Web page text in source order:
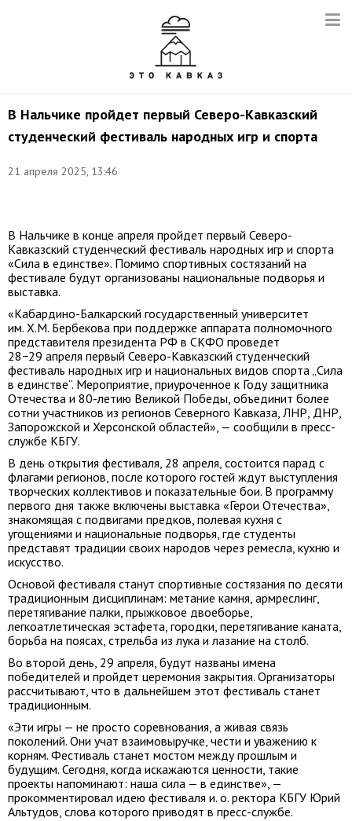
В Нальчике пройдет первый Северо-Кавказский
студенческий фестиваль народных игр и спорта
21 апреля 2025, 13:46
В Нальчике в конце апреля пройдет первый Северо-
Кавказский студенческий фестиваль народных игр и спорта
«Сила в единстве». Помимо спортивных состязаний на
фестивале будут организованы национальные подворья и
выставка.
«Кабардино-Балкарский государственный университет
им. Х.М. Бербекова при поддержке аппарата полномочного
представителя президента РФ в СКФО проведет
28−29 апреля первый Северо-Кавказский студенческий
фестиваль народных игр и национальных видов спорта „Сила
в единстве“. Мероприятие, приуроченное к Году защитника
Отечества и 80-летию Великой Победы, объединит более
сотни участников из регионов Северного Кавказа, ЛНР, ДНР,
Запорожской и Херсонской областей», — сообщили в пресс-
службе КБГУ.
В день открытия фестиваля, 28 апреля, состоится парад с
флагами регионов, после которого гостей ждут выступления
творческих коллективов и показательные бои. В программу
первого дня также включены выставка «Герои Отечества»,
знакомящая с подвигами предков, полевая кухня с
угощениями и национальные подворья, где студенты
представят традиции своих народов через ремесла, кухню и
искусство.
Основой фестиваля станут спортивные состязания по десяти
традиционным дисциплинам: метание камня, армреслинг,
перетягивание палки, прыжковое двоеборье,
легкоатлетическая эстафета, городки, перетягивание каната,
борьба на поясах, стрельба из лука и лазание на столб.
Во второй день, 29 апреля, будут названы имена
победителей и пройдет церемония закрытия. Организаторы
рассчитывают, что в дальнейшем этот фестиваль станет
традиционным.
«Эти игры — не просто соревнования, а живая связь
поколений. Они учат взаимовыручке, чести и уважению к
корням. Фестиваль станет мостом между прошлым и
будущим. Сегодня, когда искажаются ценности, такие
проекты напоминают: наша сила — в единстве», —
прокомментировал идею фестиваля и. о. ректора КБГУ Юрий
Альтудов, слова которого приводят в пресс-службе.